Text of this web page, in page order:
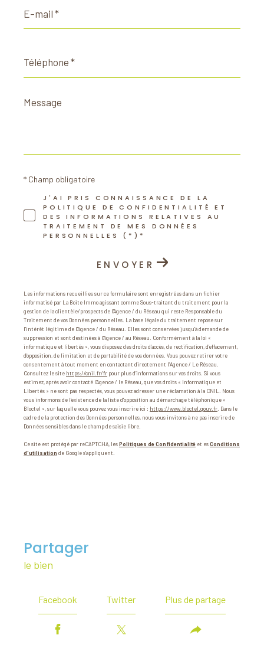
mail
*
*
Message
*
J'AI PRIS CONNAISSANCE DE LA
POLITIQUE DE CONFIDENTIALITÉ ET
DES INFORMATIONS RELATIVES AU
TRAITEMENT DE MES DONNÉES
PERSONNELLES (*)*
* Champ obligatoire
ENVOYER
Les informations recueillies sur ce formulaire sont enregistrées dans un fichier
informatisé par La Boite Immo agissant comme Sous-traitant du traitement pour la
gestion de la clientèle/prospects de l'Agence / du Réseau qui reste Responsable du
Traitement de vos Données personnelles. La base légale du traitement repose sur
l'intérêt légitime de l'Agence / du Réseau. Elles sont conservées jusqu'à demande de
suppression et sont destinées à l'Agence / au Réseau. Conformément à la loi «
informatique et libertés », vous disposez des droits d’accès, de rectification, d’effacement,
d’opposition, de limitation et de portabilité de vos données. Vous pouvez retirer votre
consentement à tout moment en contactant directement l’Agence / Le Réseau.
Consultez le site https://cnil.fr/fr pour plus d’informations sur vos droits. Si vous
estimez, après avoir contacté l'Agence / le Réseau, que vos droits « Informatique et
Libertés » ne sont pas respectés, vous pouvez adresser une réclamation à la CNIL. Nous
vous informons de l’existence de la liste d'opposition au démarchage téléphonique «
Bloctel », sur laquelle vous pouvez vous inscrire ici : https://www.bloctel.gouv.fr . Dans le
cadre de la protection des Données personnelles, nous vous invitons à ne pas inscrire de
Données sensibles dans le champ de saisie libre.
Ce site est protégé par reCAPTCHA, lesPolitiques de Confidentialité et esConditions
d'utilisation de Google s'appliquent.
partager
le bien
Facebook Twitter Plus de partage